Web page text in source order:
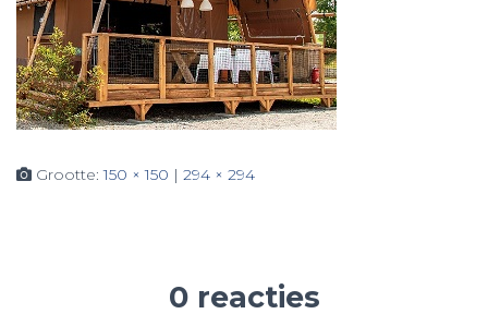
Grootte:150 × 150 | 294 × 294
0 reacties